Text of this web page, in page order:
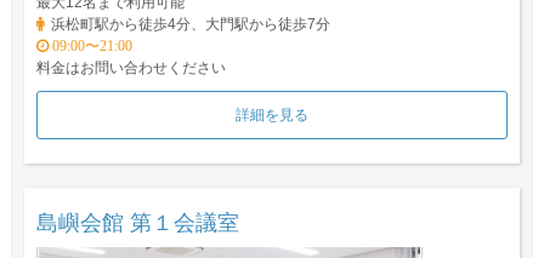
浜松町駅から徒歩4分、大門駅から徒歩7分
09:00〜21:00
料金はお問い合わせください
詳細を見る
島嶼会館 第１会議室